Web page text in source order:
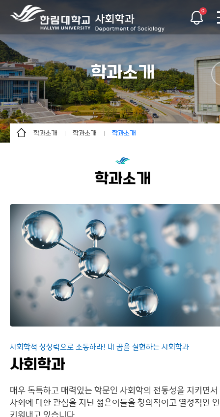
0
학과소개
학과소개
자료실
대학원
이용안내
학과소개 학과소개
학과 소개 동영상
학과소개
사회학적 상상력으로 소통하라! 내 꿈을 실현하는 사회학과
사회학과
매우 독특하고 매력있는 학문인 사회학의 전통성을 지키면서
사회에 대한 관심을 지닌 젊은이들을 창의적이고 열정적인